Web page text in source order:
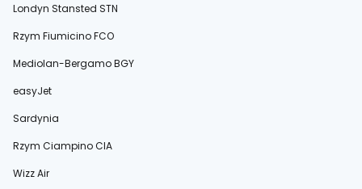
Londyn Stansted STN
Rzym Fiumicino FCO
Mediolan-Bergamo BGY
easyJet
Sardynia
Rzym Ciampino CIA
Wizz Air